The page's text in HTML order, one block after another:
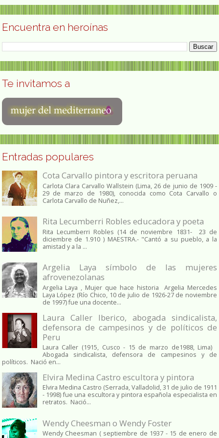
Encuentra en heroínas
Te invitamos a
Entradas populares
Cota Carvallo pintora y escritora peruana
Carlota Clara Carvallo Wallstein (Lima, 26 de junio de 1909 -
29 de marzo de 1980), conocida como Cota Carvallo o
Carlota Carvallo de Nuñez,...
Rita Lecumberri Robles educadora y poeta
Rita Lecumberri Robles (14 de noviembre 1831- 23 de
diciembre de 1.910 ) MAESTRA.- "Cantó a su pueblo, a la
amistad y a la ...
Argelia Laya símbolo de las mujeres
afrovenezolanas
Argelia Laya , Mujer que hace historia Argelia Mercedes
Laya López (Río Chico, 10 de julio de 1926-27 de noviembre
de 1997) fue una docente...
Laura Caller Iberico, abogada sindicalista,
defensora de campesinos y de políticos de
Peru
Laura Caller (1915, Cusco - 15 de marzo de1988, Lima)
Abogada sindicalista, defensora de campesinos y de
políticos. Nació en...
Elvira Medina Castro escultora y pintora
Elvira Medina Castro (Serrada, Valladolid, 31 de julio de 1911
- 1998) fue una escultora y pintora española especialista en
retratos. Nació...
Wendy Cheesman o Wendy Foster
Wendy Cheesman ( septiembre de 1937 - 15 de enero de